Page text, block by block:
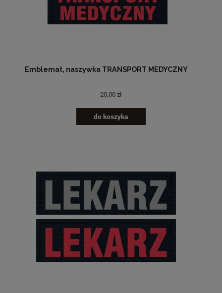
Emblemat, naszywka TRANSPORT MEDYCZNY
20,00 zł
do koszyka